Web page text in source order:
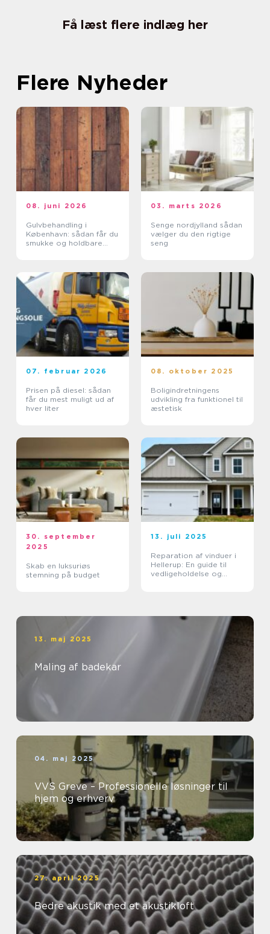
Få læst flere indlæg her
Flere Nyheder
08. juni 2026
Gulvbehandling i
København: sådan får du
smukke og holdbare
03. marts 2026
Senge nordjylland sådan
vælger du den rigtige
seng
07. februar 2026
Prisen på diesel: sådan
får du mest muligt ud af
hver liter
08. oktober 2025
Boligindretningens
udvikling fra funktionel til
æstetisk
30. september
2025
Skab en luksuriøs
stemning på budget
13. juli 2025
Reparation af vinduer i
Hellerup: En guide til
vedligeholdelse og
13. maj 2025
Maling af badekar
04. maj 2025
VVS Greve – Professionelle løsninger til
hjem og erhverv
27. april 2025
Bedre akustik med et akustikloft